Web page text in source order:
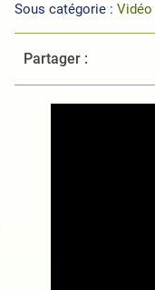
Sous catégorie : Vidéo
Partager :